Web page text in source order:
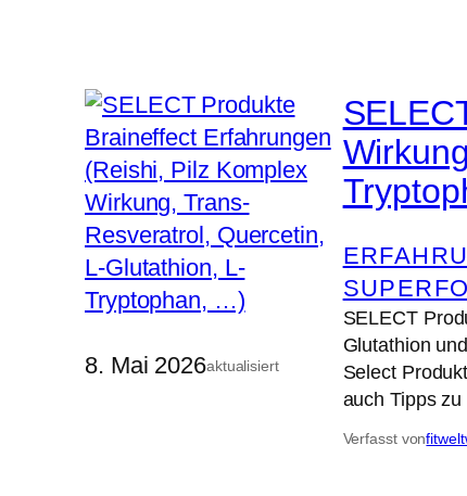
8. Mai 2026aktualisiert
SELECT
Glutathion
Select
auch Tipps
Verfasst von